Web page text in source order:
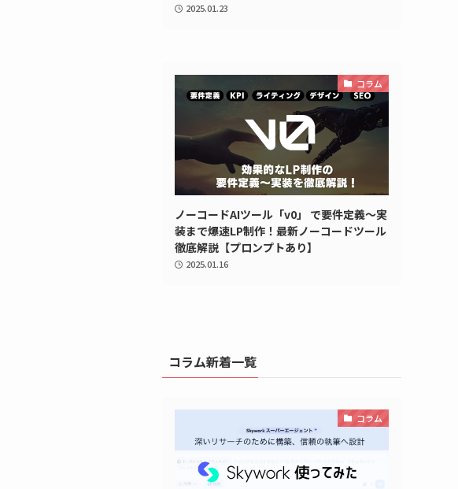
2025.01.23
コラム
ノーコードAIツール「v0」 で要件定義〜実
装まで爆速LP制作！最新ノーコードツール
徹底解説【プロンプトあり】
2025.01.16
コラム新着一覧
コラム